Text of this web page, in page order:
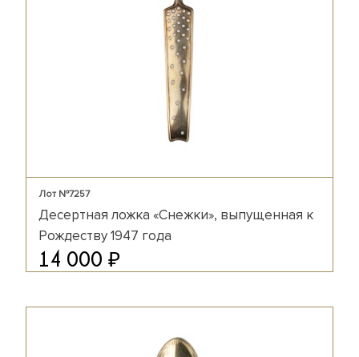
Лот №7257
Десертная ложка «Снежки», выпущенная к
Рождеству 1947 года
14 000 ₽